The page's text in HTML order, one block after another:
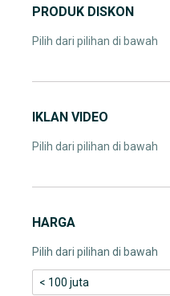
PRODUK DISKON
Pilih dari pilihan di bawah
IKLAN VIDEO
Pilih dari pilihan di bawah
HARGA
Pilih dari pilihan di bawah
< 100 juta